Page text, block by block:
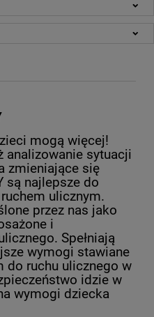
mogą więcej!
analizowanie sytuacji
zmieniające się
są najlepsze do
ulicznym.
przez nas jako
i
Spełniają
wymogi stawiane
do ruchu ulicznego w
idzie w
wymogi dziecka